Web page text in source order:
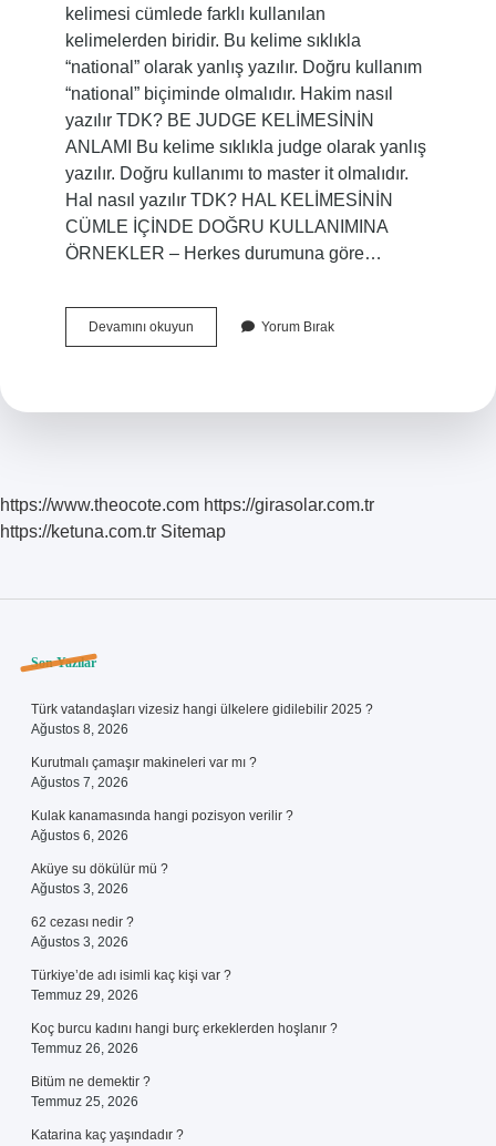
kelimesi cümlede farklı kullanılan
kelimelerden biridir. Bu kelime sıklıkla
“national” olarak yanlış yazılır. Doğru kullanım
“national” biçiminde olmalıdır. Hakim nasıl
yazılır TDK? BE JUDGE KELİMESİNİN
ANLAMI Bu kelime sıklıkla judge olarak yanlış
yazılır. Doğru kullanımı to master it olmalıdır.
Hal nasıl yazılır TDK? HAL KELİMESİNİN
CÜMLE İÇİNDE DOĞRU KULLANIMINA
ÖRNEKLER – Herkes durumuna göre…
Devamını okuyunHatira
Nasıl
Yorum Bırak
https://www.theocote.com https://girasolar.com.tr
https://ketuna.com.tr Sitemap
Sidebar
Son Yazılar
Türk vatandaşları vizesiz hangi ülkelere gidilebilir 2025 ?
Ağustos 8, 2026
Kurutmalı çamaşır makineleri var mı ?
Ağustos 7, 2026
Kulak kanamasında hangi pozisyon verilir ?
Ağustos 6, 2026
Aküye su dökülür mü ?
Ağustos 3, 2026
62 cezası nedir ?
Ağustos 3, 2026
Türkiye’de adı isimli kaç kişi var ?
Temmuz 29, 2026
Koç burcu kadını hangi burç erkeklerden hoşlanır ?
Temmuz 26, 2026
Bitüm ne demektir ?
Temmuz 25, 2026
Katarina kaç yaşındadır ?